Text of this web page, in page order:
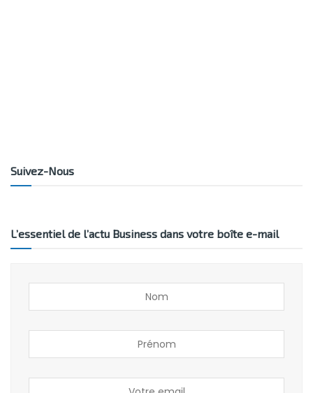
Suivez-Nous
L’essentiel de l’actu Business dans votre boîte e-mail